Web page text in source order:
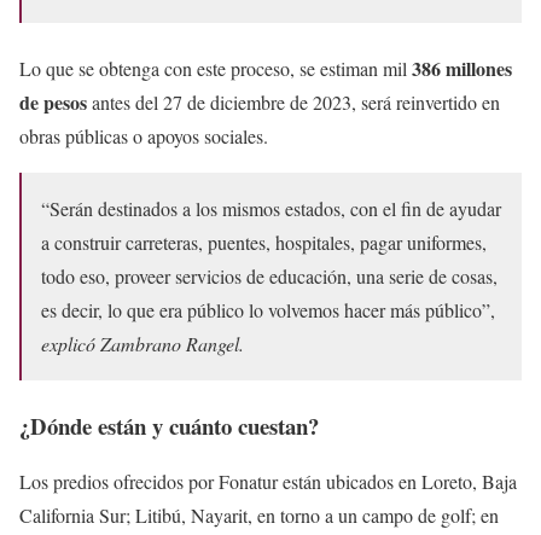
Lo que se obtenga con este proceso, se estiman mil 386 millones
de pesosantes del 27 de diciembre de 2023, será reinvertido en
obras públicas o apoyos sociales.
“Serán destinados a los mismos estados, con el fin de ayudar
a construir carreteras, puentes, hospitales, pagar uniformes,
todo eso, proveer servicios de educación, una serie de cosas,
es decir, lo que era público lo volvemos hacer más público”,
explicó Zambrano Rangel.
¿Dónde están y cuánto cuestan?
Los predios ofrecidos por Fonatur están ubicados en Loreto, Baja
California Sur; Litibú, Nayarit, en torno a un campo de golf; en